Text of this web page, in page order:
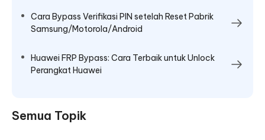
Cara Bypass Verifikasi PIN setelah Reset Pabrik
Samsung/Motorola/Android
Huawei FRP Bypass: Cara Terbaik untuk Unlock
Perangkat Huawei
Semua Topik